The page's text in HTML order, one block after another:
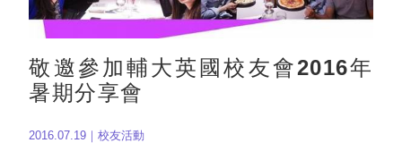
敬邀參加輔大英國校友會2016年
暑期分享會
2016.07.19｜校友活動